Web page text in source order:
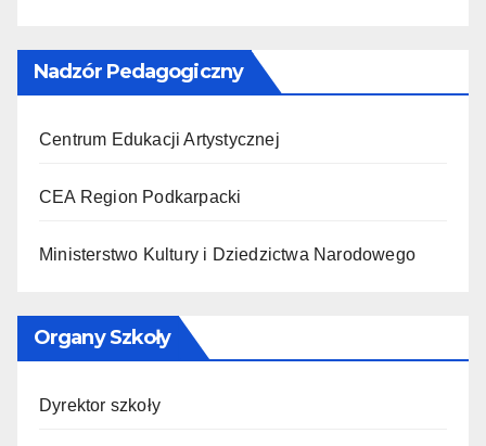
Nadzór Pedagogiczny
Centrum Edukacji Artystycznej
CEA Region Podkarpacki
Ministerstwo Kultury i Dziedzictwa Narodowego
Organy Szkoły
Dyrektor szkoły